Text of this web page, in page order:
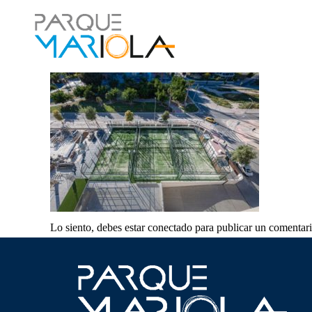
Lo siento, debes estarconectado para publicar un